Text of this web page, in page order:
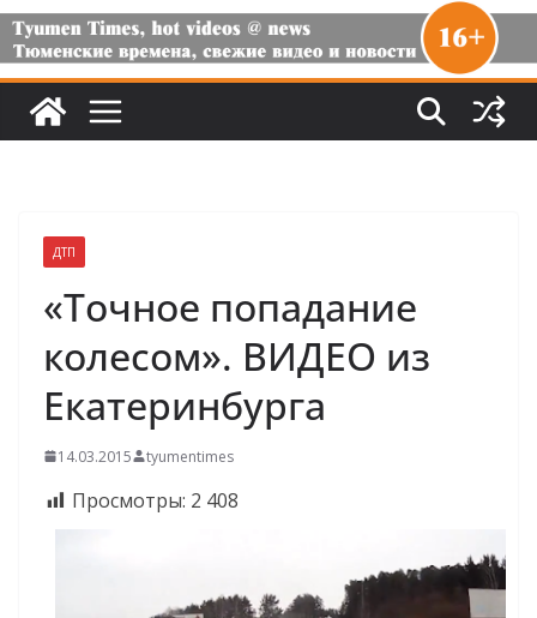
ДТП
«Точное попадание
колесом». ВИДЕО из
Екатеринбурга
14.03.2015 tyumentimes
Просмотры: 2 408